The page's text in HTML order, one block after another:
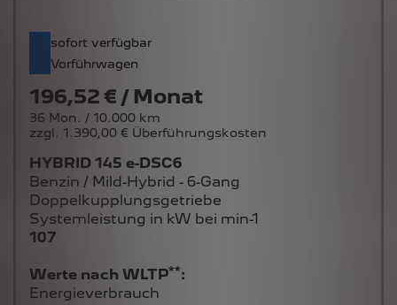
sofort verfügbar
Vorführwagen
196,52 € / Monat
36 Mon. / 10.000 km
zzgl. 1.390,00 € Überführungskosten
HYBRID 145 e-DSC6
Benzin / Mild-Hybrid - 6-Gang
Doppelkupplungsgetriebe
Systemleistung in kW bei min-1
107
Werte nach WLTP**:
Energieverbrauch